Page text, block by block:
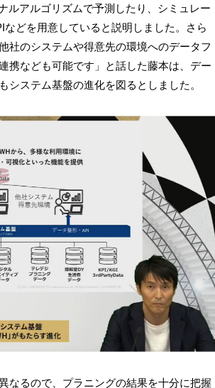
ルアルゴリズムで予測したり、シミュレー
どを用意していると説明しました。さら
社のシステムや得意先の環境へのデータフ
携なども可能です」と話した藤本は、デー
システム基盤の進化を図るとしました。
なるので、プラニングの結果を十分に把握